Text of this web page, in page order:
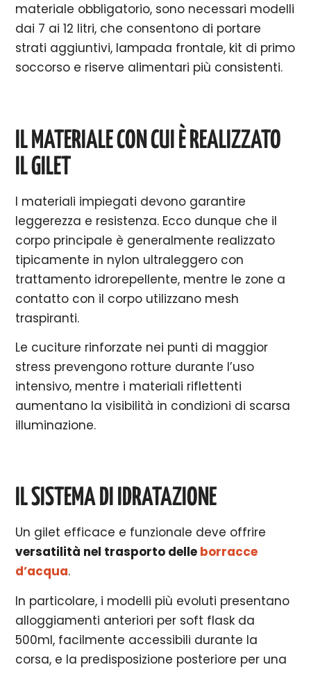
materiale obbligatorio, sono necessari modelli
dai 7 ai 12 litri, che consentono di portare
strati aggiuntivi, lampada frontale, kit di primo
soccorso e riserve alimentari più consistenti.
IL MATERIALE CON CUI È REALIZZATO
IL GILET
I materiali impiegati devono garantire
leggerezza e resistenza. Ecco dunque che il
corpo principale è generalmente realizzato
tipicamente in nylon ultraleggero con
trattamento idrorepellente, mentre le zone a
contatto con il corpo utilizzano mesh
traspiranti.
Le cuciture rinforzate nei punti di maggior
stress prevengono rotture durante l’uso
intensivo, mentre i materiali riflettenti
aumentano la visibilità in condizioni di scarsa
illuminazione.
IL SISTEMA DI IDRATAZIONE
Un gilet efficace e funzionale deve offrire
versatilità nel trasporto delle borracce
d’acqua.
In particolare, i modelli più evoluti presentano
alloggiamenti anteriori per soft flask da
500ml, facilmente accessibili durante la
corsa, e la predisposizione posteriore per una